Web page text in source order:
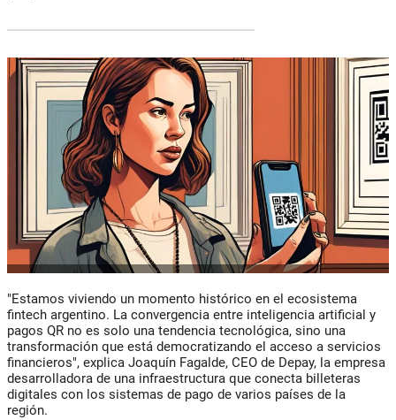
"Estamos viviendo un momento histórico en el ecosistema
fintech argentino. La convergencia entre inteligencia artificial y
pagos QR no es solo una tendencia tecnológica, sino una
transformación que está democratizando el acceso a servicios
financieros", explica Joaquín Fagalde, CEO de Depay, la empresa
desarrolladora de una infraestructura que conecta billeteras
digitales con los sistemas de pago de varios países de la
región.